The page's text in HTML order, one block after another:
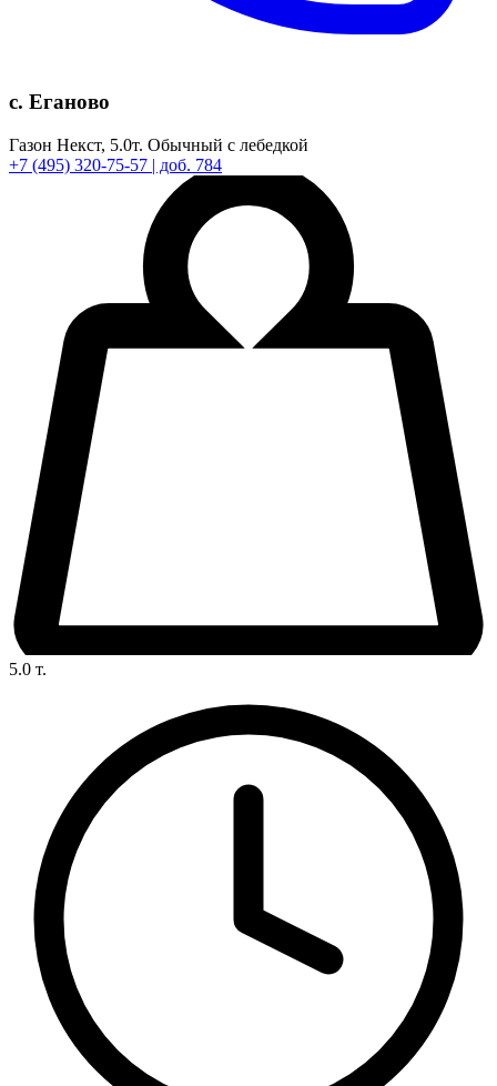
с. Еганово
Газон Некст, 5.0т. Обычный с лебедкой
+7 (495) 320-75-57 | доб. 784
5.0 т.